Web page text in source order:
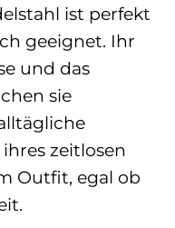
ist perfekt
geeignet. Ihr
und das
sie
zeitlosen
Outfit, egal ob